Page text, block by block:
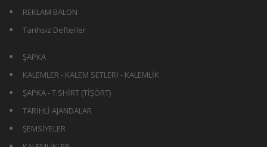
REKLAM BALON
Tarihsiz Defterler
ŞAPKA
KALEMLER - KALEM SETLERİ - KALEMLİK
ŞAPKA - T.SHİRT (TİŞÖRT)
TARİHLİ AJANDALAR
ŞEMSİYELER